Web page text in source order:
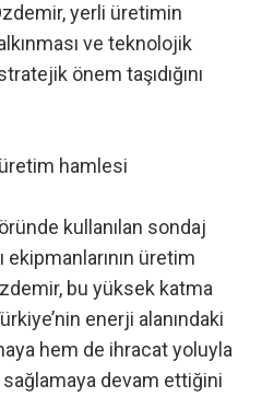
yerli üretimin
ve teknolojik
önem taşıdığını
hamlesi
kullanılan sondaj
üretim
bu yüksek katma
enerji alanındaki
hem de ihracat yoluyla
devam ettiğini